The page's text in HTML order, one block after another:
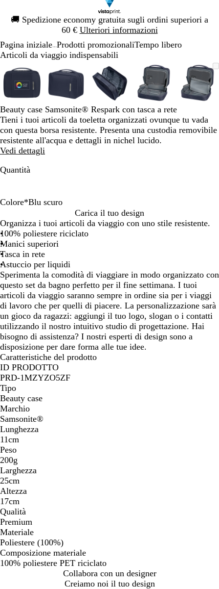
🚚 Spedizione economy gratuita sugli ordini superiori a
60 € Ulteriori informazioni
Diapositiva
1
Pagina iniziale Prodotti promozionaliTempo libero
Articoli da viaggio indispensabili
essere
ingrandita
minimo
allargare
comandi
+
e
+
per
ingrandire
o
ridurre
e
per
L’immagine
può
essere
ingrandita
a
minimo
per
allargare
i
comandi
+
e
+
per
ingrandire
spostarti
L’immagine
può
essere
ingrandita
Ingrandito
a
minimo
Clicca
per
allargare
Usa
i
comandi
+
e
+
per
ingrandire
spostarti
L’immagine
può
essere
ingrandita
Ingrandito
minimo
Clicca
per
allargare
Usa
comandi
+
e
+
per
ingrandire
può
essere
Clicca
per
Usa
+
+
per
1
Beauty case Samsonite® Respark con tasca a rete
Tieni i tuoi articoli da toeletta organizzati ovunque tu vada
con questa borsa resistente. Presenta una custodia removibile
resistente all'acqua e dettagli in nichel lucido.
Vedi dettagli
Quantità
Colore*Blu scuro
e
r
d
e
p
r
a
t
o
l
u
s
c
u
r
o
e
r
o
o
z
o
n
o
Carica il tuo design
Organizza i tuoi articoli da viaggio con uno stile resistente.
100% poliestere riciclato
Manici superiori
Tasca in rete
Astuccio per liquidi
Sperimenta la comodità di viaggiare in modo organizzato con
questo set da bagno perfetto per il fine settimana. I tuoi
articoli da viaggio saranno sempre in ordine sia per i viaggi
di lavoro che per quelli di piacere. La personalizzazione sarà
un gioco da ragazzi: aggiungi il tuo logo, slogan o i contatti
utilizzando il nostro intuitivo studio di progettazione. Hai
bisogno di assistenza? I nostri esperti di design sono a
disposizione per dare forma alle tue idee.
Caratteristiche del prodotto
ID PRODOTTO
PRD-1MZYZO5ZF
Tipo
Beauty case
Marchio
Samsonite®
Lunghezza
11cm
Peso
200g
Larghezza
25cm
Altezza
17cm
Qualità
Premium
Materiale
Poliestere (100%)
Composizione materiale
100% poliestere PET riciclato
Collabora con un designer
Creiamo noi il tuo design